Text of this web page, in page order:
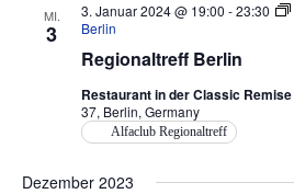
MI.
3
Regionaltreff Berlin
3. Januar 2024 @ 19:00 -23:30
Berlin
Restaurant in der Classic Remise
37, Berlin, Germany
Alfaclub Regionaltreff
Dezember 2023